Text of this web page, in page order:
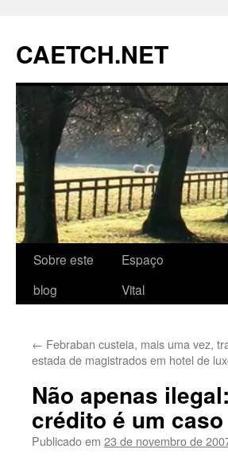
o
conteúdo
CAETCH.NET
Sobre este
blog
Espaço
Vital
← Febraban custeia, mais uma vez,
estada de magistrados em hotel de
Não apenas
crédito é um
Publicado em 23 de novembro de